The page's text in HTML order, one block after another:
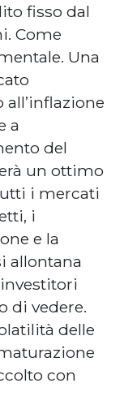
fisso dal
Come
Una
a
del
un ottimo
i mercati
i
e la
allontana
di vedere.
delle
con